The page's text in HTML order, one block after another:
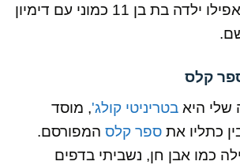
שירתק כל אחד, אפילו ילדה בת בן 11 כמוני עם דימיון
קלס
שלי היא בטריניטי קולג', מוסד
כתליו את ספר קלס המפורסם.
כמו אבן חן, נשביתי בדפים